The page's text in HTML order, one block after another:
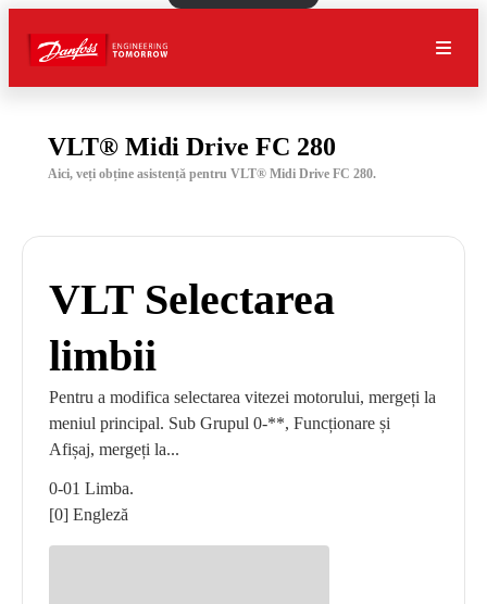
VLT® Midi Drive FC 280
Aici, veți obține asistență pentru VLT® Midi Drive FC 280.
VLT Selectarea
limbii
Pentru a modifica selectarea vitezei motorului, mergeți la
meniul principal. Sub Grupul 0-**, Funcționare și
Afișaj, mergeți la...
0-01 Limba.
[0] Engleză